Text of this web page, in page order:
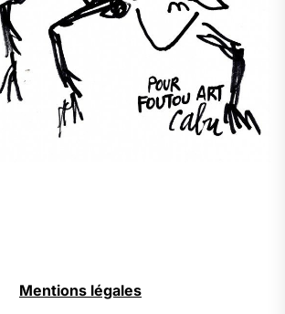
Mentions légales